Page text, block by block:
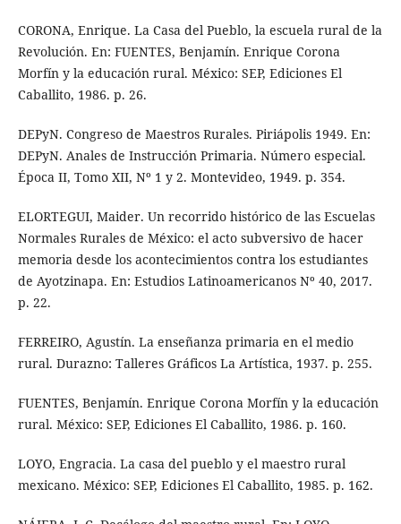
CORONA, Enrique. La Casa del Pueblo, la escuela rural de la
Revolución. En: FUENTES, Benjamín. Enrique Corona
Morfín y la educación rural. México: SEP, Ediciones El
Caballito, 1986. p. 26.
DEPyN. Congreso de Maestros Rurales. Piriápolis 1949. En:
DEPyN. Anales de Instrucción Primaria. Número especial.
Época II, Tomo XII, Nº 1 y 2. Montevideo, 1949. p. 354.
ELORTEGUI, Maider. Un recorrido histórico de las Escuelas
Normales Rurales de México: el acto subversivo de hacer
memoria desde los acontecimientos contra los estudiantes
de Ayotzinapa. En: Estudios Latinoamericanos Nº 40, 2017.
p. 22.
FERREIRO, Agustín. La enseñanza primaria en el medio
rural. Durazno: Talleres Gráficos La Artística, 1937. p. 255.
FUENTES, Benjamín. Enrique Corona Morfín y la educación
rural. México: SEP, Ediciones El Caballito, 1986. p. 160.
LOYO, Engracia. La casa del pueblo y el maestro rural
mexicano. México: SEP, Ediciones El Caballito, 1985. p. 162.